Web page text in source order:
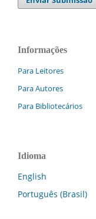
Informações
Para Leitores
Para Autores
Para Bibliotecários
Idioma
English
Português (Brasil)